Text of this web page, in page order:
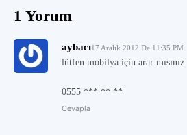
1 Yorum
aybacı17 Aralık 2012 De 11:35 PM
lütfen mobilya için arar mısınız:
0555 *** ** **
Cevapla